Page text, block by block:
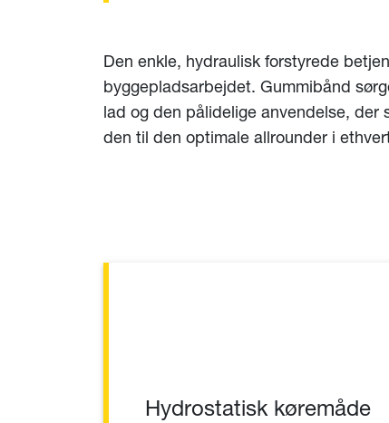
Den enkle, hydraulisk forstyrede
byggepladsarbejdet. Gummibånd
lad og den pålidelige anvendelse,
den til den optimale allrounder i
Hydrostatisk køremåde